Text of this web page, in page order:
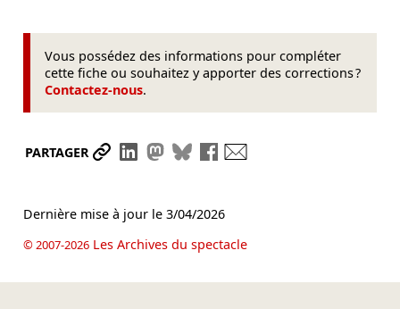
Vous possédez des informations pour compléter
cette fiche ou souhaitez y apporter des corrections ?
Contactez-nous.
PARTAGER Partager le lien
Partager sur LinkedIn
Partager sur Mastodon
Partager sur Bluesky
Partager sur Facebook
Dernière mise à jour le 3/04/2026
© 2007-2026Les Archives du spectacle